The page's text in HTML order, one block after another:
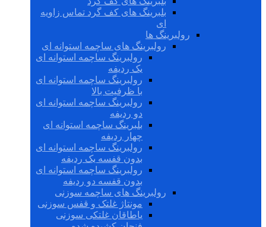
بلبرینگ های کف گرد تماس زاویه
ای
رولبرینگ ها
رولبرینگ های ساچمه استوانه ای
رولبرینگ ساچمه استوانه ای
یک ردیفه
رولبرینگ ساچمه استوانه ای
با ظرفیت بالا
رولبرینگ ساچمه استوانه ای
دو ردیفه
بلبرینگ ساچمه استوانه ای
چهار ردیفه
رولبرینگ ساچمه استوانه ای
بدون قفسه یک ردیفه
رولبرینگ ساچمه استوانه ای
بدون قفسه دو ردیفه
رولبرینگ های ساچمه سوزنی
مونتاژ غلتک و قفس سوزنی
یاطاقان غلتکی سوزنی